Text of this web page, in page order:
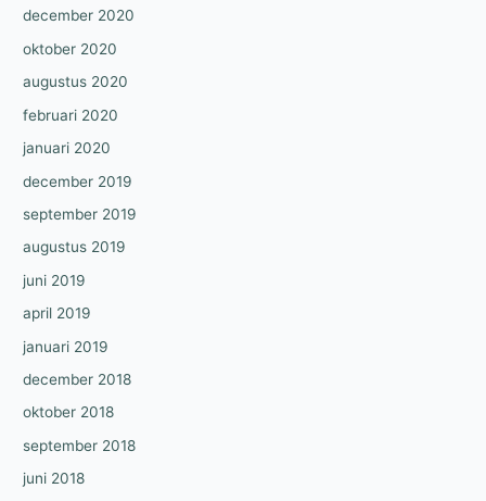
december 2020
oktober 2020
augustus 2020
februari 2020
januari 2020
december 2019
september 2019
augustus 2019
juni 2019
april 2019
januari 2019
december 2018
oktober 2018
september 2018
juni 2018